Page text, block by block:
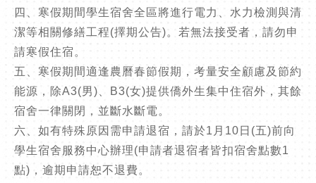
四、寒假期間學生宿舍全區將進行電力、水力檢測與清
潔等相關修繕工程(擇期公告)。若無法接受者，請勿申
請寒假住宿。
五、寒假期間適逢農曆春節假期，考量安全顧慮及節約
能源，除A3(男)、B3(女)提供僑外生集中住宿外，其餘
宿舍一律關閉，並斷水斷電。
六、如有特殊原因需申請退宿，請於1月10日(五)前向
學生宿舍服務中心辦理(申請者退宿者皆扣宿舍點數1
點)，逾期申請恕不退費。